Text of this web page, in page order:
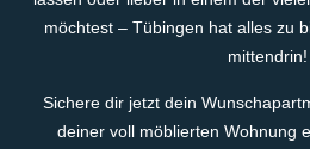
möchtest – Tübingen hat alles zu
mittendrin!
Sichere dir jetzt dein
deiner voll möblierten Wohnung